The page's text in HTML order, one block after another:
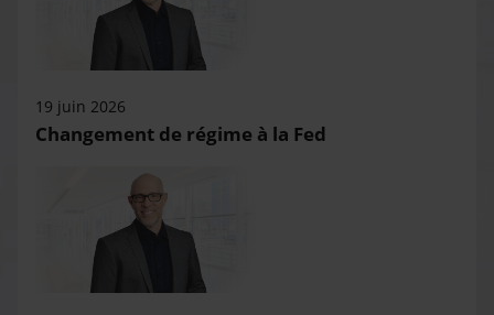
19 juin 2026
Changement de régime à la Fed